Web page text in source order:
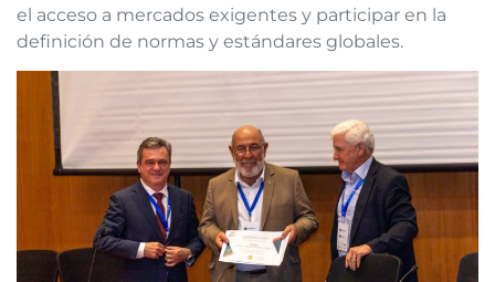
el acceso a mercados exigentes y participar en la
definición de normas y estándares globales.